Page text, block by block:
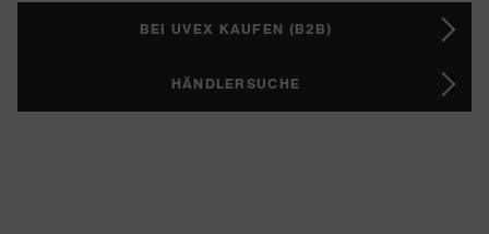
BEI UVEX KAUFEN (B2B)
HÄNDLERSUCHE